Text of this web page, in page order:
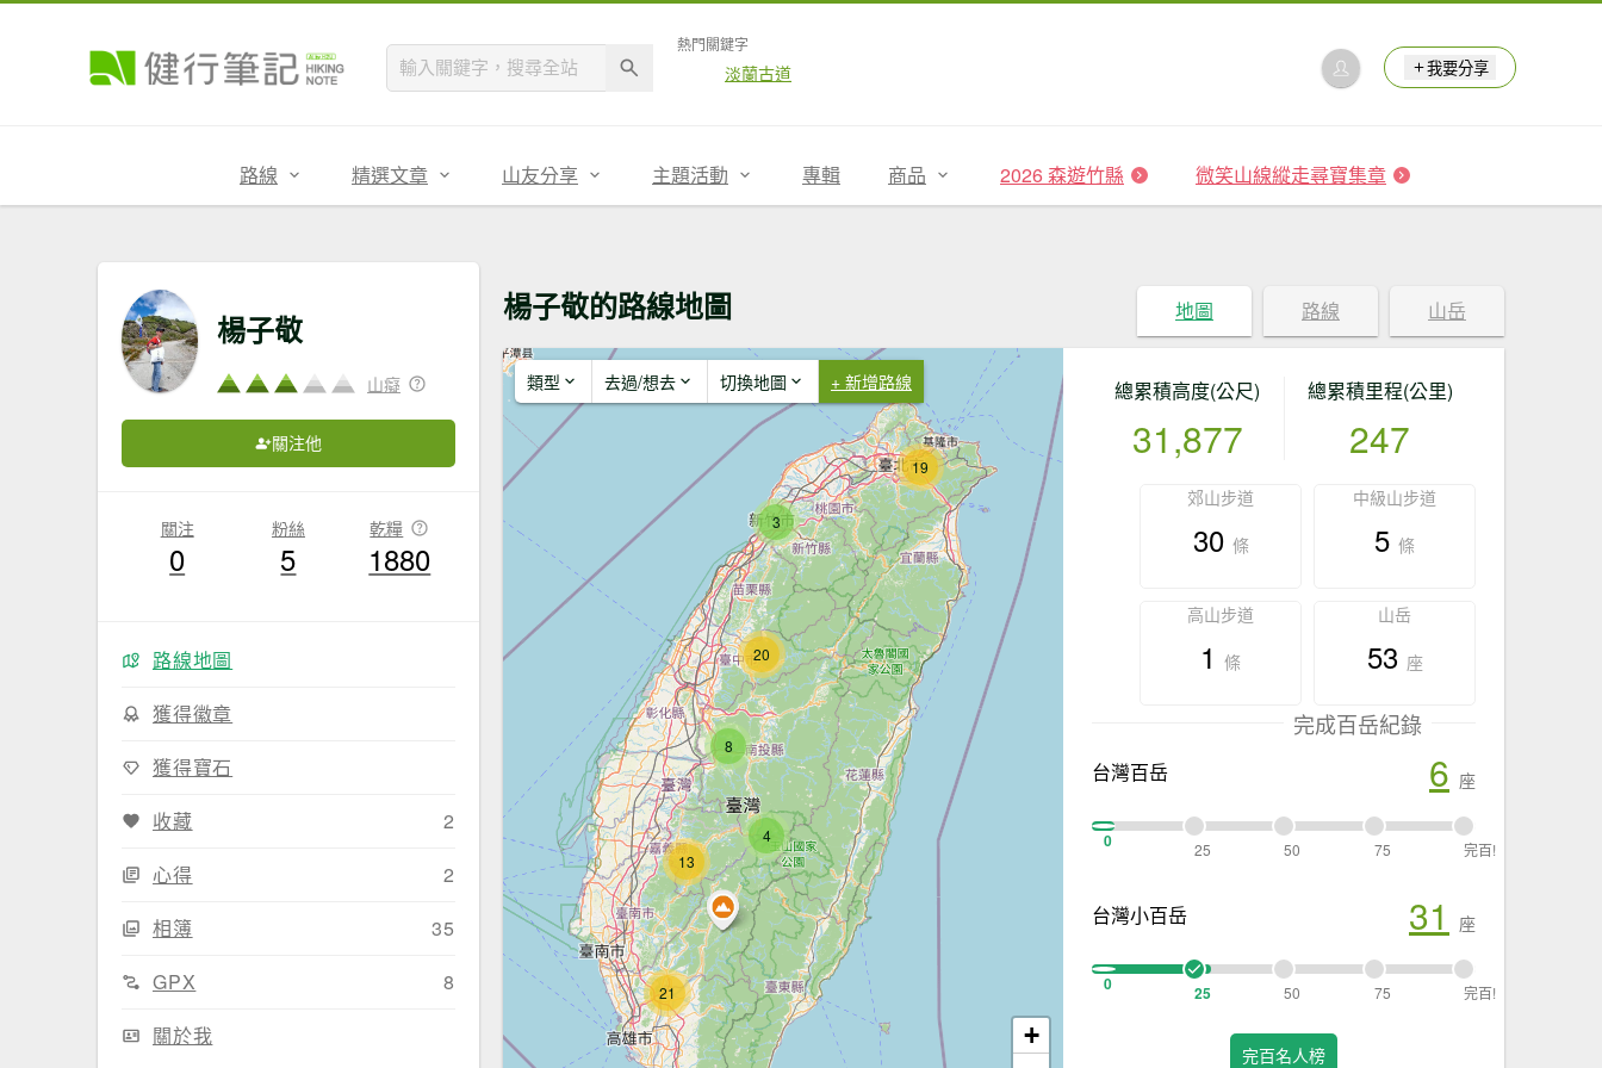
熱門關鍵字
淡蘭古道 我要分享
路線 精選文章 山友分享 主題活動 專輯 商品 2026 森遊竹縣 微笑山線縱走尋寶集章
楊子敬
山癡
關注他
關注
0
粉絲
5
乾糧
1880
路線地圖
獲得徽章
獲得寶石
收藏
2
心得
2
相簿
35
GPX
8
關於我
楊子敬的路線地圖 地圖 路線 山岳
類型 去過/想去 切換地圖 + 新增路線
21
4
8
13
20
3
19
+
總累積高度(公尺)
31,877
總累積里程(公里)
247
郊山步道
30 條
中級山步道
5 條
高山步道
1 條
山岳
53 座
完成百岳紀錄
台灣百岳 6 座
0 25 50 75 完百!
台灣小百岳 31 座
0 25 50 75 完百!
完百名人榜